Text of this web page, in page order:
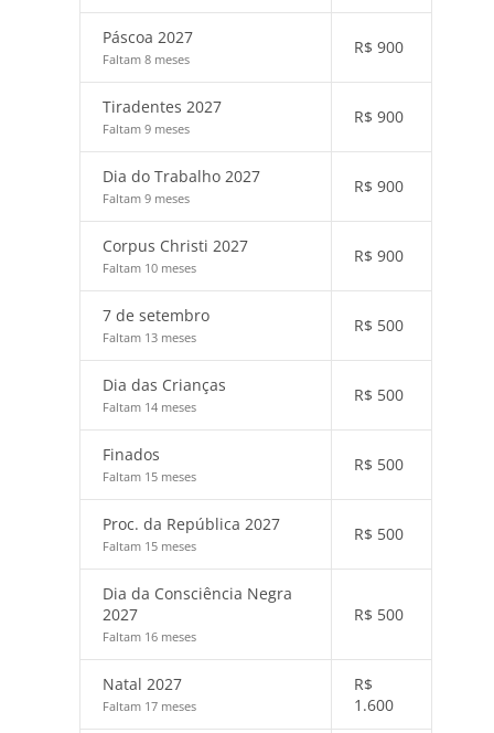
Páscoa 2027
Faltam 8 meses
R$ 900
Tiradentes 2027
Faltam 9 meses
R$ 900
Dia do Trabalho 2027
Faltam 9 meses
R$ 900
Corpus Christi 2027
Faltam 10 meses
R$ 900
7 de setembro
Faltam 13 meses
R$ 500
Dia das Crianças
Faltam 14 meses
R$ 500
Finados
Faltam 15 meses
R$ 500
Proc. da República 2027
Faltam 15 meses
R$ 500
Dia da Consciência Negra
2027
Faltam 16 meses
R$ 500
Natal 2027
Faltam 17 meses
R$
1.600